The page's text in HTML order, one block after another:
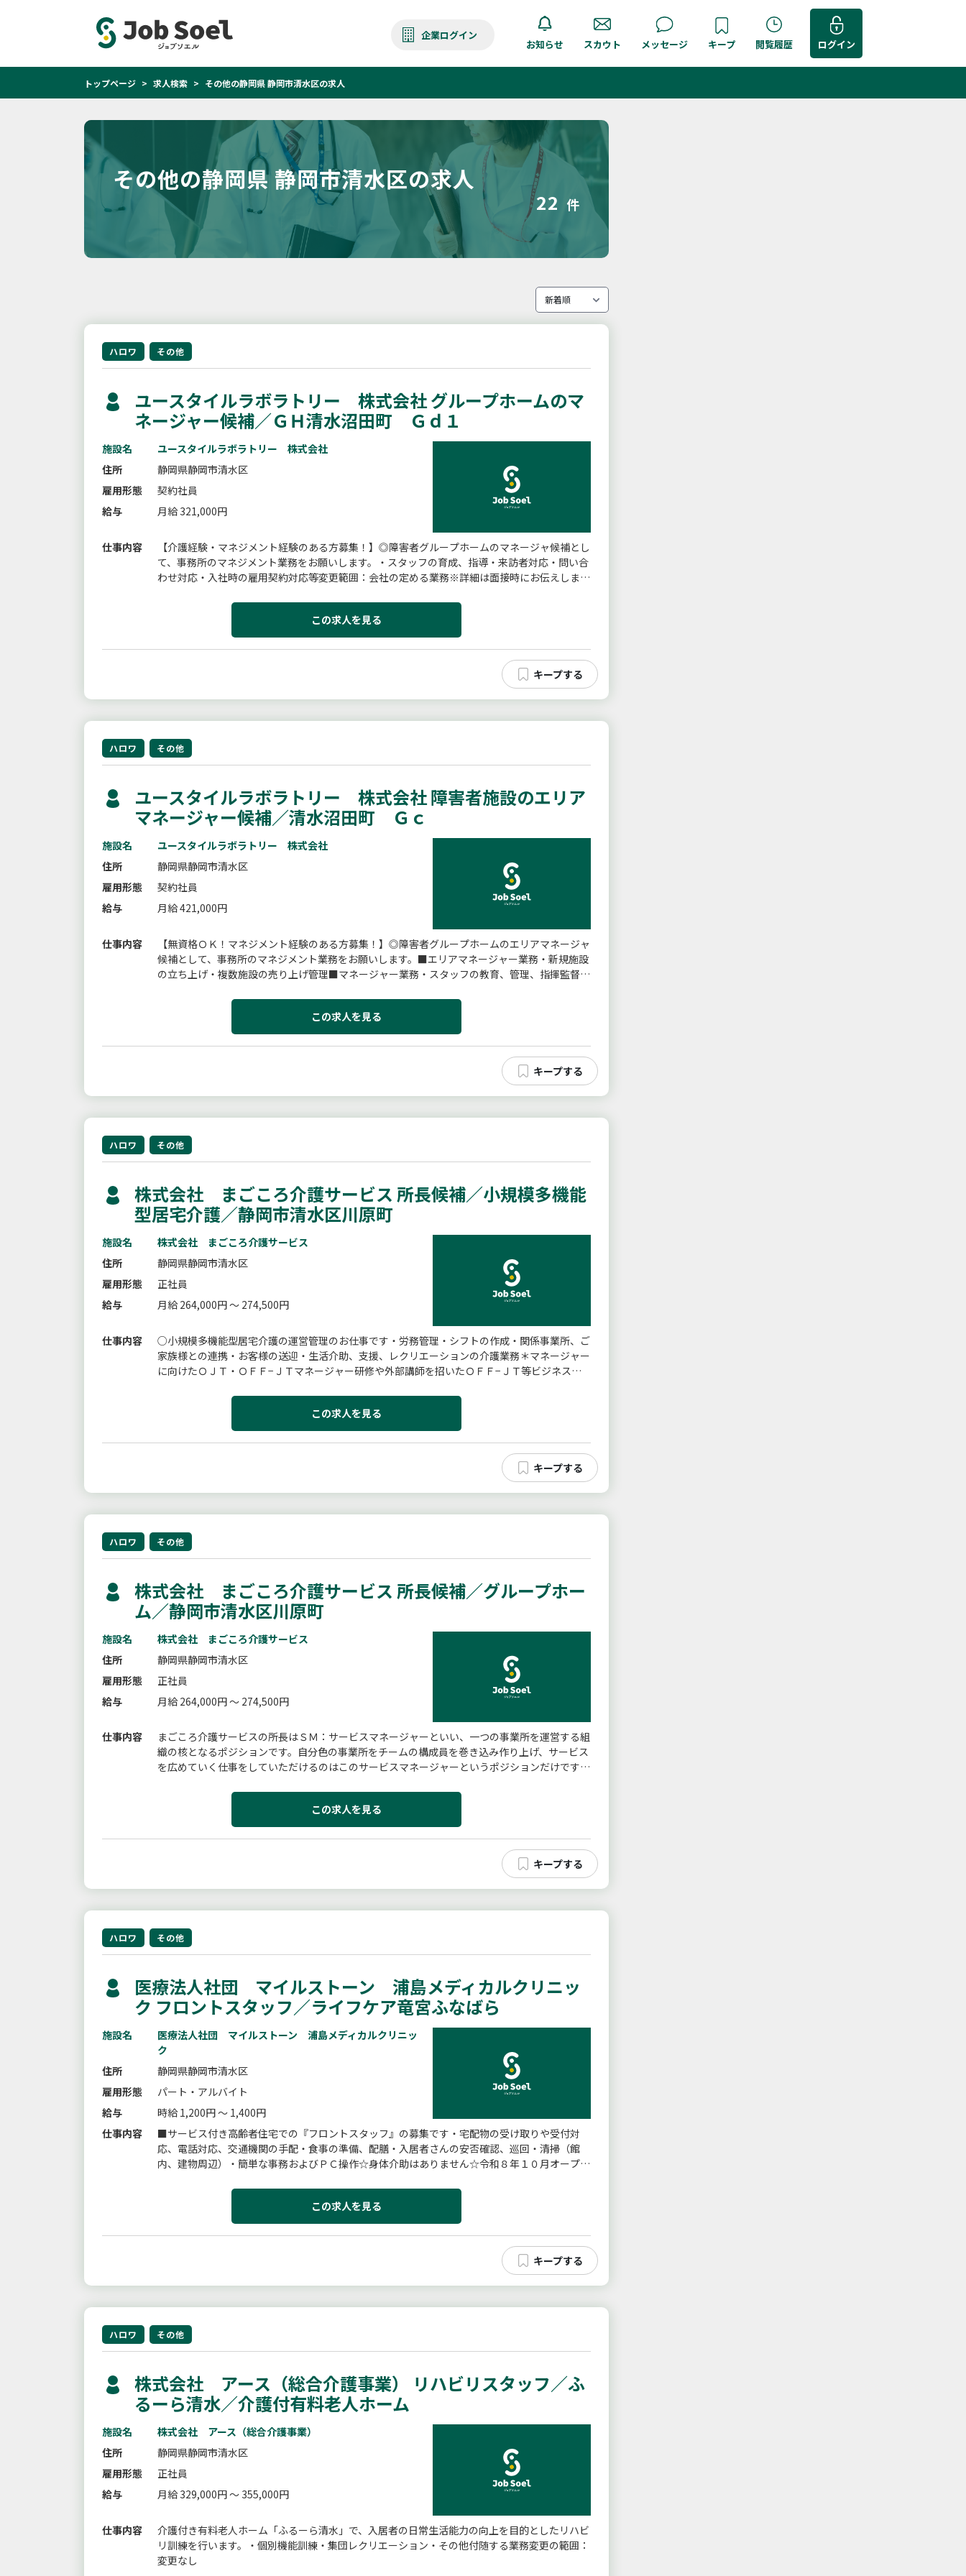
企業ログイン
お知らせ スカウト メッセージ キープ 閲覧履歴 ログイン
トップページ 求人検索 その他の静岡県 静岡市清水区の求人
その他の静岡県 静岡市清水区の求人
22 件
ハロワ その他
ユースタイルラボラトリー 株式会社 グループホームのマ
ネージャー候補／ＧＨ清水沼田町 Ｇｄ１
施設名
ユースタイルラボラトリー 株式会社
住所
静岡県静岡市清水区
雇用形態
契約社員
給与
月給 321,000円
仕事内容
【介護経験・マネジメント経験のある方募集！】◎障害者グループホームのマネージャ候補とし
て、事務所のマネジメント業務をお願いします。・スタッフの育成、指導・来訪者対応・問い合
わせ対応・入社時の雇用契約対応等変更範囲：会社の定める業務※詳細は面接時にお伝えしま
この求人を見る
ハロワ その他
ユースタイルラボラトリー 株式会社 障害者施設のエリア
マネージャー候補／清水沼田町 Ｇｃ
施設名
ユースタイルラボラトリー 株式会社
住所
静岡県静岡市清水区
雇用形態
契約社員
給与
月給 421,000円
仕事内容
【無資格ＯＫ！マネジメント経験のある方募集！】◎障害者グループホームのエリアマネージャ
候補として、事務所のマネジメント業務をお願いします。■エリアマネージャー業務・新規施設
の立ち上げ・複数施設の売り上げ管理■マネージャー業務・スタッフの教育、管理、指揮監督・
この求人を見る
ハロワ その他
株式会社 まごころ介護サービス 所長候補／小規模多機能
型居宅介護／静岡市清水区川原町
施設名
株式会社 まごころ介護サービス
住所
静岡県静岡市清水区
雇用形態
正社員
給与
月給 264,000円 ～ 274,500円
仕事内容
○小規模多機能型居宅介護の運営管理のお仕事です・労務管理・シフトの作成・関係事業所、ご
家族様との連携・お客様の送迎・生活介助、支援、レクリエーションの介護業務＊マネージャー
に向けたＯＪＴ・ＯＦＦ−ＪＴマネージャー研修や外部講師を招いたＯＦＦ−ＪＴ等ビジネスス
この求人を見る
ハロワ その他
株式会社 まごころ介護サービス 所長候補／グループホー
ム／静岡市清水区川原町
施設名
株式会社 まごころ介護サービス
住所
静岡県静岡市清水区
雇用形態
正社員
給与
月給 264,000円 ～ 274,500円
仕事内容
まごころ介護サービスの所長はＳＭ：サービスマネージャーといい、一つの事業所を運営する組
織の核となるポジションです。自分色の事業所をチームの構成員を巻き込み作り上げ、サービス
を広めていく仕事をしていただけるのはこのサービスマネージャーというポジションだけです！
この求人を見る
ハロワ その他
医療法人社団 マイルストーン 浦島メディカルクリニッ
ク フロントスタッフ／ライフケア竜宮ふなばら
施設名
医療法人社団 マイルストーン 浦島メディカルクリニッ
ク
住所
静岡県静岡市清水区
雇用形態
パート・アルバイト
給与
時給 1,200円 ～ 1,400円
仕事内容
■サービス付き高齢者住宅での『フロントスタッフ』の募集です・宅配物の受け取りや受付対
応、電話対応、交通機関の手配・食事の準備、配膳・入居者さんの安否確認、巡回・清掃（館
内、建物周辺）・簡単な事務およびＰＣ操作☆身体介助はありません☆令和８年１０月オープン
この求人を見る
ハロワ その他
株式会社 アース（総合介護事業） リハビリスタッフ／ふ
るーら清水／介護付有料老人ホーム
施設名
株式会社 アース（総合介護事業）
住所
静岡県静岡市清水区
雇用形態
正社員
給与
月給 329,000円 ～ 355,000円
仕事内容
介護付き有料老人ホーム「ふるーら清水」で、入居者の日常生活能力の向上を目的としたリハビ
リ訓練を行います。・個別機能訓練・集団レクリエーション・その他付随する業務変更の範囲：
変更なし